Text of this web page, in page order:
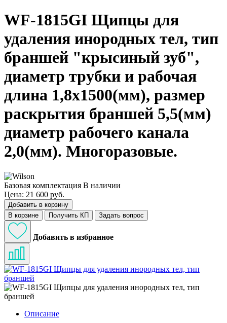
WF-1815GI Щипцы для
удаления инородных тел, тип
браншей "крысиный зуб",
диаметр трубки и рабочая
длина 1,8х1500(мм), размер
раскрытия браншей 5,5(мм)
диаметр рабочего канала
2,0(мм). Многоразовые.
Базовая комплектация В наличии
Цена: 21 600 руб.
Добавить в корзину
В корзине
Получить КП Задать вопрос
Добавить в избранное
Описание